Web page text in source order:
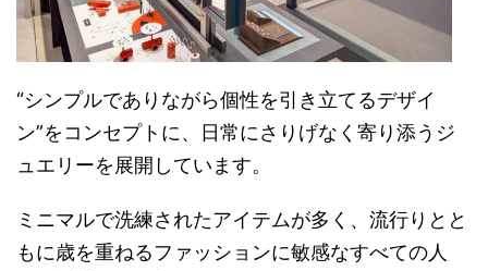
“シンプルでありながら個性を引き立てるデザイ
ン”をコンセプトに、日常にさりげなく寄り添うジ
ュエリーを展開しています。
ミニマルで洗練されたアイテムが多く、流行りとと
もに歳を重ねるファッションに敏感なすべての人